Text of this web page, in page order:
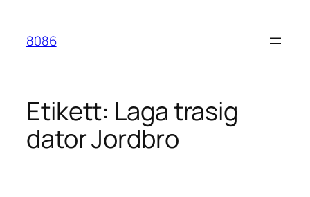
innehåll
8086
Etikett: Laga trasig
dator Jordbro